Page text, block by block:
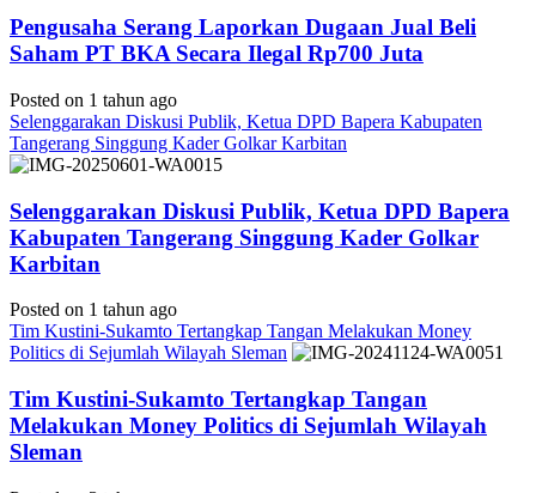
Pengusaha Serang Laporkan Dugaan Jual Beli
Saham PT BKA Secara Ilegal Rp700 Juta
Posted on 1 tahun ago
Selenggarakan Diskusi Publik, Ketua DPD Bapera Kabupaten
Tangerang Singgung Kader Golkar Karbitan
Selenggarakan Diskusi Publik, Ketua DPD Bapera
Kabupaten Tangerang Singgung Kader Golkar
Karbitan
Posted on 1 tahun ago
Tim Kustini-Sukamto Tertangkap Tangan Melakukan Money
Politics di Sejumlah Wilayah Sleman
Tim Kustini-Sukamto Tertangkap Tangan
Melakukan Money Politics di Sejumlah Wilayah
Sleman